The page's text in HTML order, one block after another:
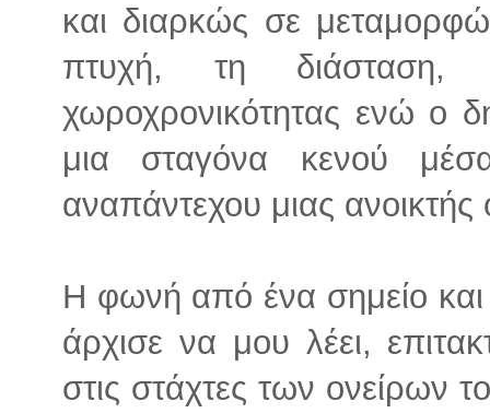
και διαρκώς σε
πτυχή, τη
χωροχρονικότητας ενώ ο
μια σταγόνα κενού
αναπάντεχου μιας ανοικτής
Η φωνή από ένα σημείο
άρχισε να μου λέει,
στις στάχτες των ονείρων